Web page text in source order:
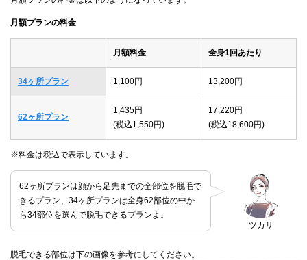
月額プランの料金
月額料金 全身1回あたり
34ヶ所プラン 1,100円 13,200円
62ヶ所プラン
1,435円
(税込1,550円)
17,220円
(税込18,600円)
※料金は税込で表示しています。
ツカサ
62ヶ所プランは顔から足先までの全部位を脱毛で
きるプラン、34ヶ所プランは全身62部位の中か
ら34部位を選んで脱毛できるプランよ。
脱毛できる部位は下の画像を参考にしてください。